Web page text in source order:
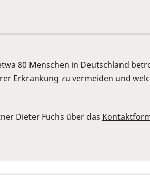
80 Menschen in Deutschland
Erkrankung zu vermeiden und
Dieter Fuchs über das